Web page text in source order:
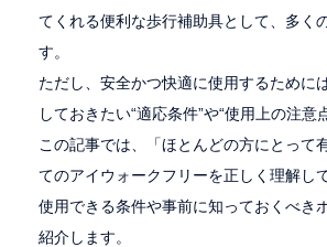
てくれる便利な歩行補助具として、多く
す。
ただし、安全かつ快適に使用するために
しておきたい“適応条件”や“使用上の注意
この記事では、「ほとんどの方にとって
てのアイウォークフリーを正しく理解し
使用できる条件や事前に知っておくべき
紹介します。